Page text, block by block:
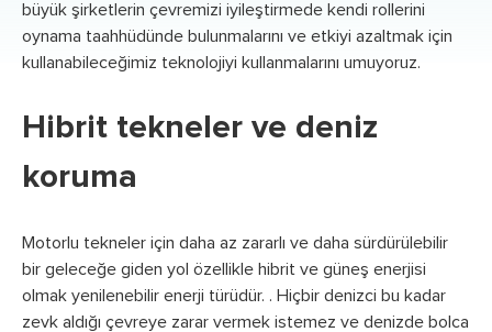
büyük şirketlerin çevremizi iyileştirmede kendi rollerini
oynama taahhüdünde bulunmalarını ve etkiyi azaltmak için
kullanabileceğimiz teknolojiyi kullanmalarını umuyoruz.
Hibrit tekneler ve deniz
koruma
Motorlu tekneler için daha az zararlı ve daha sürdürülebilir
bir geleceğe giden yol özellikle hibrit ve güneş enerjisi
olmak yenilenebilir enerji türüdür. . Hiçbir denizci bu kadar
zevk aldığı çevreye zarar vermek istemez ve denizde bolca